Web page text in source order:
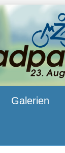
Galerien